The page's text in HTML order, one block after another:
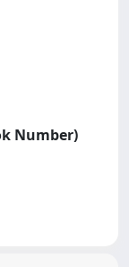
Number)